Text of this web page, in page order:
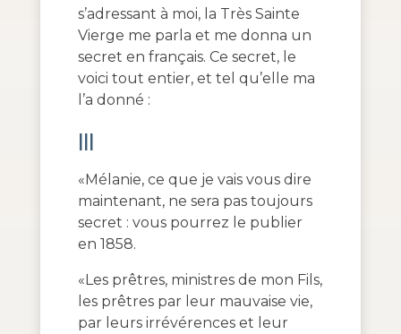
s’adressant à moi, la Très Sainte
Vierge me parla et me donna un
secret en français. Ce secret, le
voici tout entier, et tel qu’elle ma
l’a donné :
III
«Mélanie, ce que je vais vous dire
maintenant, ne sera pas toujours
secret : vous pourrez le publier
en 1858.
«Les prêtres, ministres de mon Fils,
les prêtres par leur mauvaise vie,
par leurs irrévérences et leur